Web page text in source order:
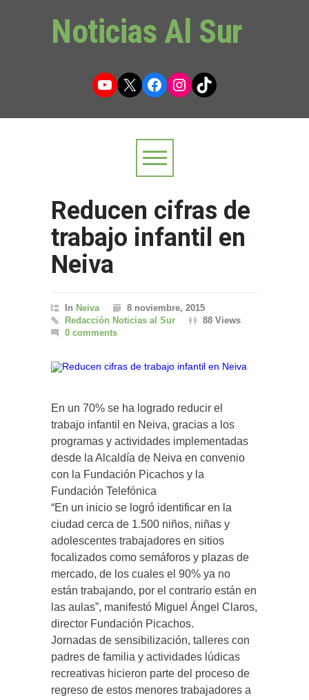
Noticias Al Sur
YouTube
X Facebook
Instagram
TikTok
Reducen cifras de
trabajo infantil en
Neiva
In Neiva
8 noviembre, 2015
Redacción Noticias al Sur
88 Views
0 comments
En un 70% se ha logrado reducir el
trabajo infantil en Neiva, gracias a los
programas y actividades implementadas
desde la Alcaldía de Neiva en convenio
con la Fundación Picachos y la
Fundación Telefónica
“En un inicio se logró identificar en la
ciudad cerca de 1.500 niños, niñas y
adolescentes trabajadores en sitios
focalizados como semáforos y plazas de
mercado, de los cuales el 90% ya no
están trabajando, por el contrario están en
las aulas”, manifestó Miguel Ángel Claros,
director Fundación Picachos.
Jornadas de sensibilización, talleres con
padres de familia y actividades lúdicas
recreativas hicieron parte del proceso de
regreso de estos menores trabajadores a